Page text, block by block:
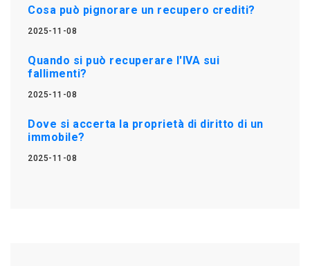
Cosa può pignorare un recupero crediti?
2025-11-08
Quando si può recuperare l'IVA sui
fallimenti?
2025-11-08
Dove si accerta la proprietà di diritto di un
immobile?
2025-11-08